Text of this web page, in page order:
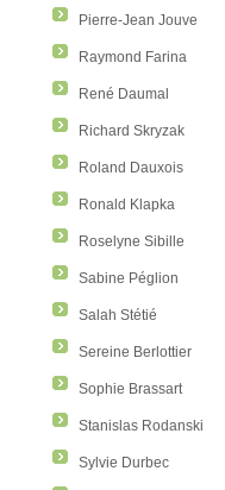
Pierre-Jean Jouve
Raymond Farina
René Daumal
Richard Skryzak
Roland Dauxois
Ronald Klapka
Roselyne Sibille
Sabine Péglion
Salah Stétié
Sereine Berlottier
Sophie Brassart
Stanislas Rodanski
Sylvie Durbec